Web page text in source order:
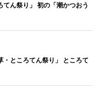
ん祭り」 初の「潮かつおう
・ところてん祭り」 ところて